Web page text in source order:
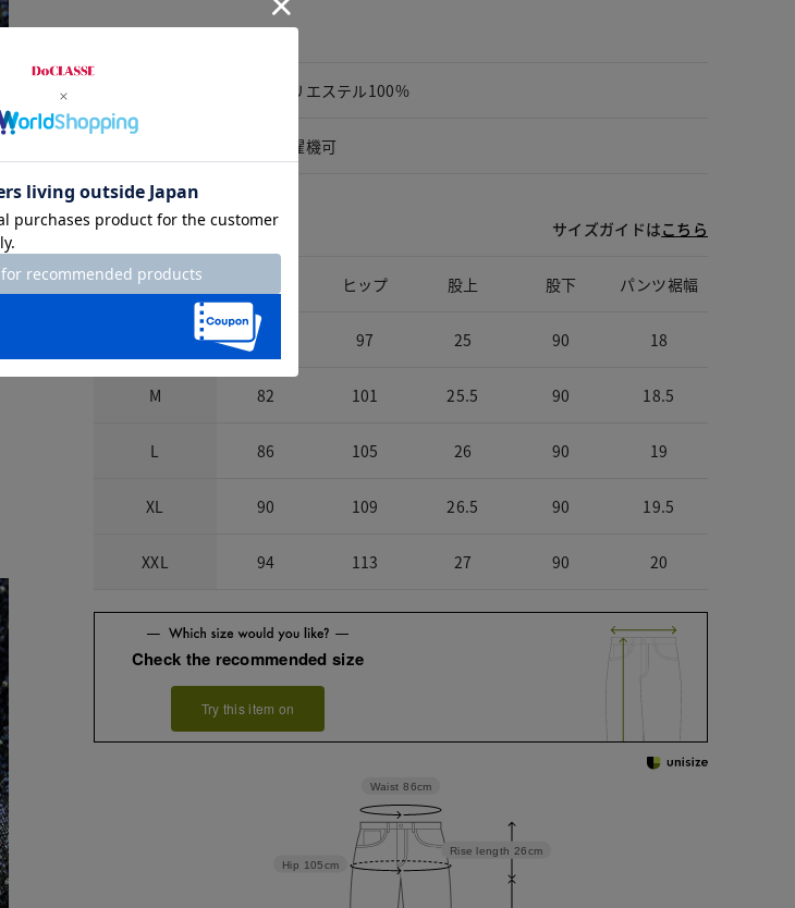
素材
ポリエステル100%
洗濯機可
サイズ詳細 サイズガイドはこちら
サイズ ヒップ 股上 股下 パンツ裾幅
78 97 25 90 18
M 82 101 25.5 90 18.5
L 86 105 26 90 19
XL 90 109 26.5 90 19.5
XXL 94 113 27 90 20
Check the recommended size
Try this item on
Rise length 26cm
Hip 105cm
Waist 86cm